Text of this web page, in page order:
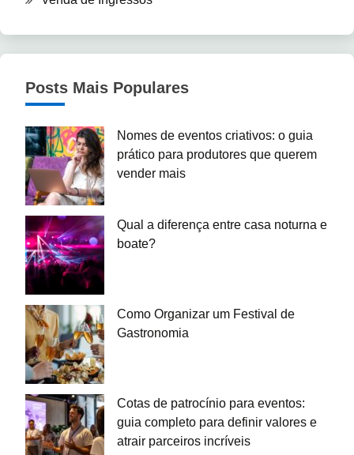
Posts Mais Populares
Nomes de eventos criativos: o guia
prático para produtores que querem
vender mais
Qual a diferença entre casa noturna e
boate?
Como Organizar um Festival de
Gastronomia
Cotas de patrocínio para eventos:
guia completo para definir valores e
atrair parceiros incríveis